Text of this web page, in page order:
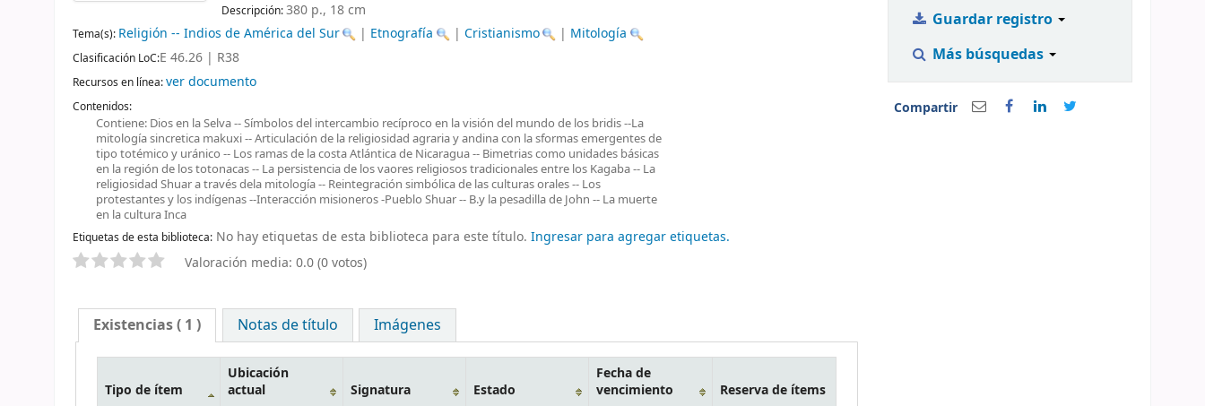
Descripción:380 p., 18 cm
Tema(s): Religión -- Indios de América del Sur | Etnografía | Cristianismo | Mitología
Clasificación LoC:E 46.26 | R38
Recursos en línea:ver documento
Contenidos:
Contiene: Dios en la Selva -- Símbolos del intercambio recíproco en la visión del mundo de los bridis --La
mitología sincretica makuxi -- Articulación de la religiosidad agraria y andina con la sformas emergentes de
tipo totémico y uránico -- Los ramas de la costa Atlántica de Nicaragua -- Bimetrias como unidades básicas
en la región de los totonacas -- La persistencia de los vaores religiosos tradicionales entre los Kagaba -- La
religiosidad Shuar a través dela mitología -- Reintegración simbólica de las culturas orales -- Los
protestantes y los indígenas --Interacción misioneros -Pueblo Shuar -- B.y la pesadilla de John -- La muerte
en la cultura Inca
Etiquetas de esta biblioteca: No hay etiquetas de esta biblioteca para este título. Ingresar para agregar etiquetas.
Valoración media: 0.0 (0 votos)
Existencias( 1 ) Notas de título Imágenes
Tipo de ítem
Ubicación
actual
Signatura Estado
Fecha de
vencimiento
Reserva de ítems
Guardar registro
Más búsquedas
Compartir